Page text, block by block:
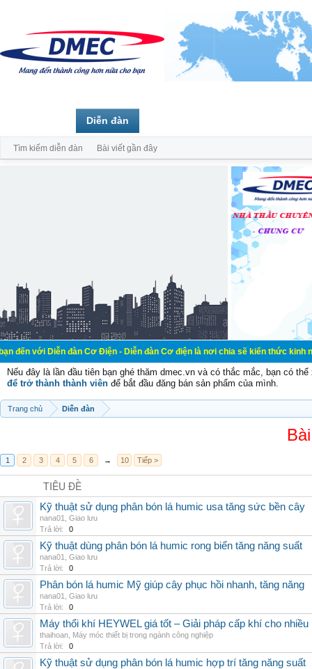
đàn Cơ Điện - Diễn đàn Cơ điện là nơi chia sẽ kiến thức kinh nghiệm
Nếu đây là lần đầu tiên bạn ghé thăm dmec.vn và có thắc mắc, bạn có
để trở thành thành viên để bắt đầu đăng bán sản phẩm của mình.
Trang chủ Diễn đàn
1 2 3 4 5 6 → 10 Tiếp >
TIÊU ĐỀ
Kỹ thuật sử dụng phân bón lá humic usa tăng sức bền cây
nana01
Giao lưu
Trả lời:
0
Kỹ thuật dùng phân bón lá humic rong biển tăng năng suất
nana01
Giao lưu
Trả lời:
0
Phân bón lá humic Mỹ giúp cây phục hồi nhanh, tăng năng
nana01
Giao lưu
Trả lời:
0
Máy thổi khí HEYWEL giá tốt – Giải pháp cấp khí cho
thaihoan Máy móc thiết bị trong ngành công nghiệp
Trả lời:
0
Kỹ thuật sử dụng phân bón lá humic hợp trí tăng năng suất
Diễn đàn
Tìm kiếm diễn đàn Bài viết gần đây